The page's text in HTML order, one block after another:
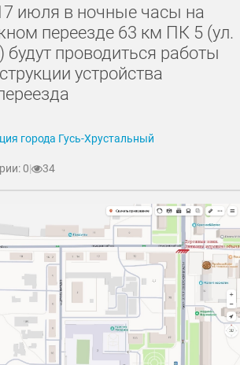
июля в ночные часы на
переезде 63 км ПК 5 (ул.
проводиться работы
устройства
города Гусь-Хрустальный
0| 34